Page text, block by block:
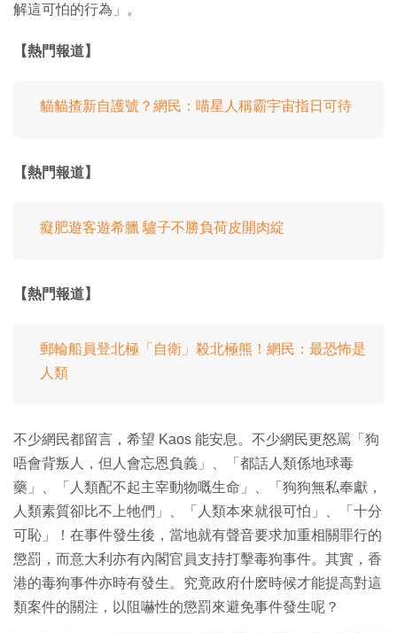
解這可怕的行為」。
【熱門報道】
貓貓揸新自護號？網民：喵星人稱霸宇宙指日可待
【熱門報道】
癡肥遊客遊希臘 驢子不勝負荷皮開肉綻
【熱門報道】
郵輪船員登北極「自衛」殺北極熊！網民：最恐怖是
人類
不少網民都留言，希望 Kaos 能安息。不少網民更怒駡「狗
唔會背叛人，但人會忘恩負義」、「都話人類係地球毒
藥」、「人類配不起主宰動物嘅生命」、「狗狗無私奉獻，
人類素質卻比不上牠們」、「人類本來就很可怕」、「十分
可恥」！在事件發生後，當地就有聲音要求加重相關罪行的
懲罰，而意大利亦有內閣官員支持打擊毒狗事件。其實，香
港的毒狗事件亦時有發生。究竟政府什麽時候才能提高對這
類案件的關注，以阻嚇性的懲罰來避免事件發生呢？